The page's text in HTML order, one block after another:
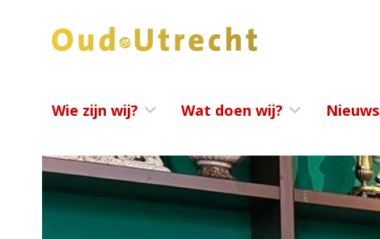
Wie zijn wij? Wat doen wij? Nieuws